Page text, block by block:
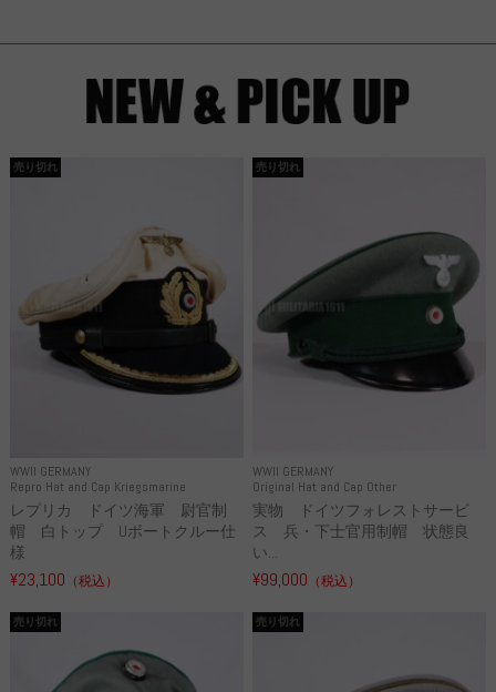
WWII GERMANY
Repro Hat and Cap Kriegsmarine
売り切れ
レプリカ ドイツ海軍 尉官制
帽 白トップ Uボートクルー仕
様
¥23,100 （税込）
WWII GERMANY
Original Hat and Cap Other
売り切れ
実物 ドイツフォレストサービ
ス 兵・下士官用制帽 状態良
い...
¥99,000 （税込）
売り切れ 売り切れ